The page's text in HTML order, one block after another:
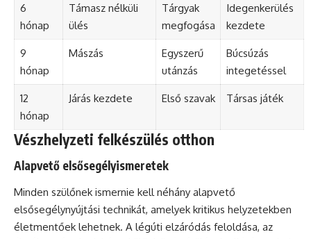
6
hónap
Támasz nélküli
ülés
Tárgyak
megfogása
Idegenkerülés
kezdete
9
hónap
Mászás
Egyszerű
utánzás
Búcsúzás
integetéssel
12
hónap
Járás kezdete Első szavak Társas játék
Vészhelyzeti felkészülés otthon
Alapvető elsősegélyismeretek
Minden szülőnek ismernie kell néhány alapvető
elsősegélynyújtási technikát, amelyek kritikus helyzetekben
életmentőek lehetnek. A légúti elzáródás feloldása, az